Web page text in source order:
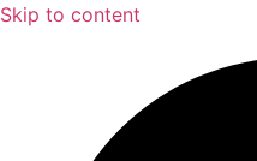
Skip to content